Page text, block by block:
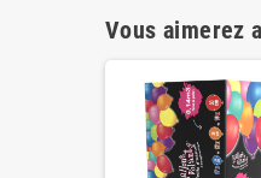
Vous aimerez